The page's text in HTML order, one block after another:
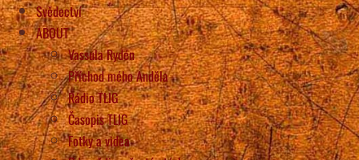
Svědectví
ABOUT
Vassula Rydén
Příchod mého Anděla
Rádio TLIG
Časopis TLIG
Fotky a videa